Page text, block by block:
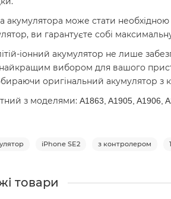
акумулятора може стати
ви гарантуєте собі
іонний акумулятор не лише
вибором для вашого
оригінальний акумулятор з
з моделями: A1863, A1905, A1906,
iPhone SE2 з контролером
товари